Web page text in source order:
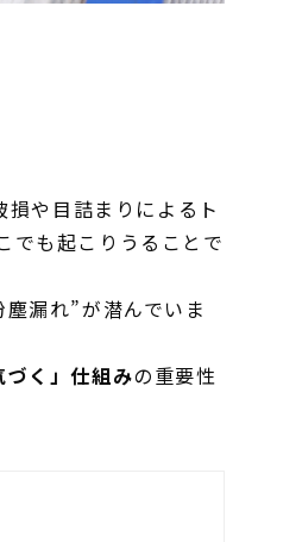
や目詰まりによるト
でも起こりうることで
漏れ”が潜んでいま
づく」仕組みの重要性